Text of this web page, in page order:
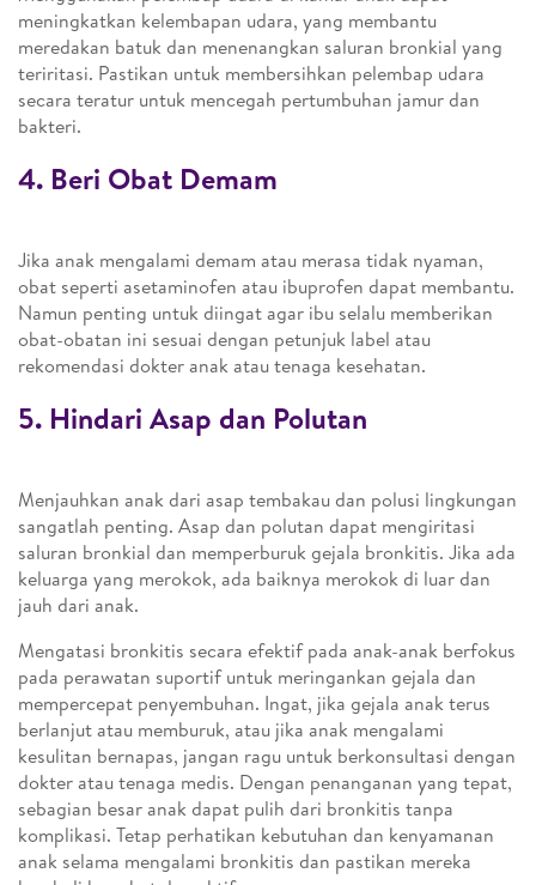
meningkatkan kelembapan udara, yang membantu
meredakan batuk dan menenangkan saluran bronkial yang
teriritasi. Pastikan untuk membersihkan pelembap udara
secara teratur untuk mencegah pertumbuhan jamur dan
bakteri.
4. Beri Obat Demam
Jika anak mengalami demam atau merasa tidak nyaman,
obat seperti asetaminofen atau ibuprofen dapat membantu.
Namun penting untuk diingat agar ibu selalu memberikan
obat-obatan ini sesuai dengan petunjuk label atau
rekomendasi dokter anak atau tenaga kesehatan.
5. Hindari Asap dan Polutan
Menjauhkan anak dari asap tembakau dan polusi lingkungan
sangatlah penting. Asap dan polutan dapat mengiritasi
saluran bronkial dan memperburuk gejala bronkitis. Jika ada
keluarga yang merokok, ada baiknya merokok di luar dan
jauh dari anak.
Mengatasi bronkitis secara efektif pada anak-anak berfokus
pada perawatan suportif untuk meringankan gejala dan
mempercepat penyembuhan. Ingat, jika gejala anak terus
berlanjut atau memburuk, atau jika anak mengalami
kesulitan bernapas, jangan ragu untuk berkonsultasi dengan
dokter atau tenaga medis. Dengan penanganan yang tepat,
sebagian besar anak dapat pulih dari bronkitis tanpa
komplikasi. Tetap perhatikan kebutuhan dan kenyamanan
anak selama mengalami bronkitis dan pastikan mereka